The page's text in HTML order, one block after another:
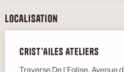
Localisation
Crist'Ailes Ateliers
Traverse De l'Eglise, Avenue